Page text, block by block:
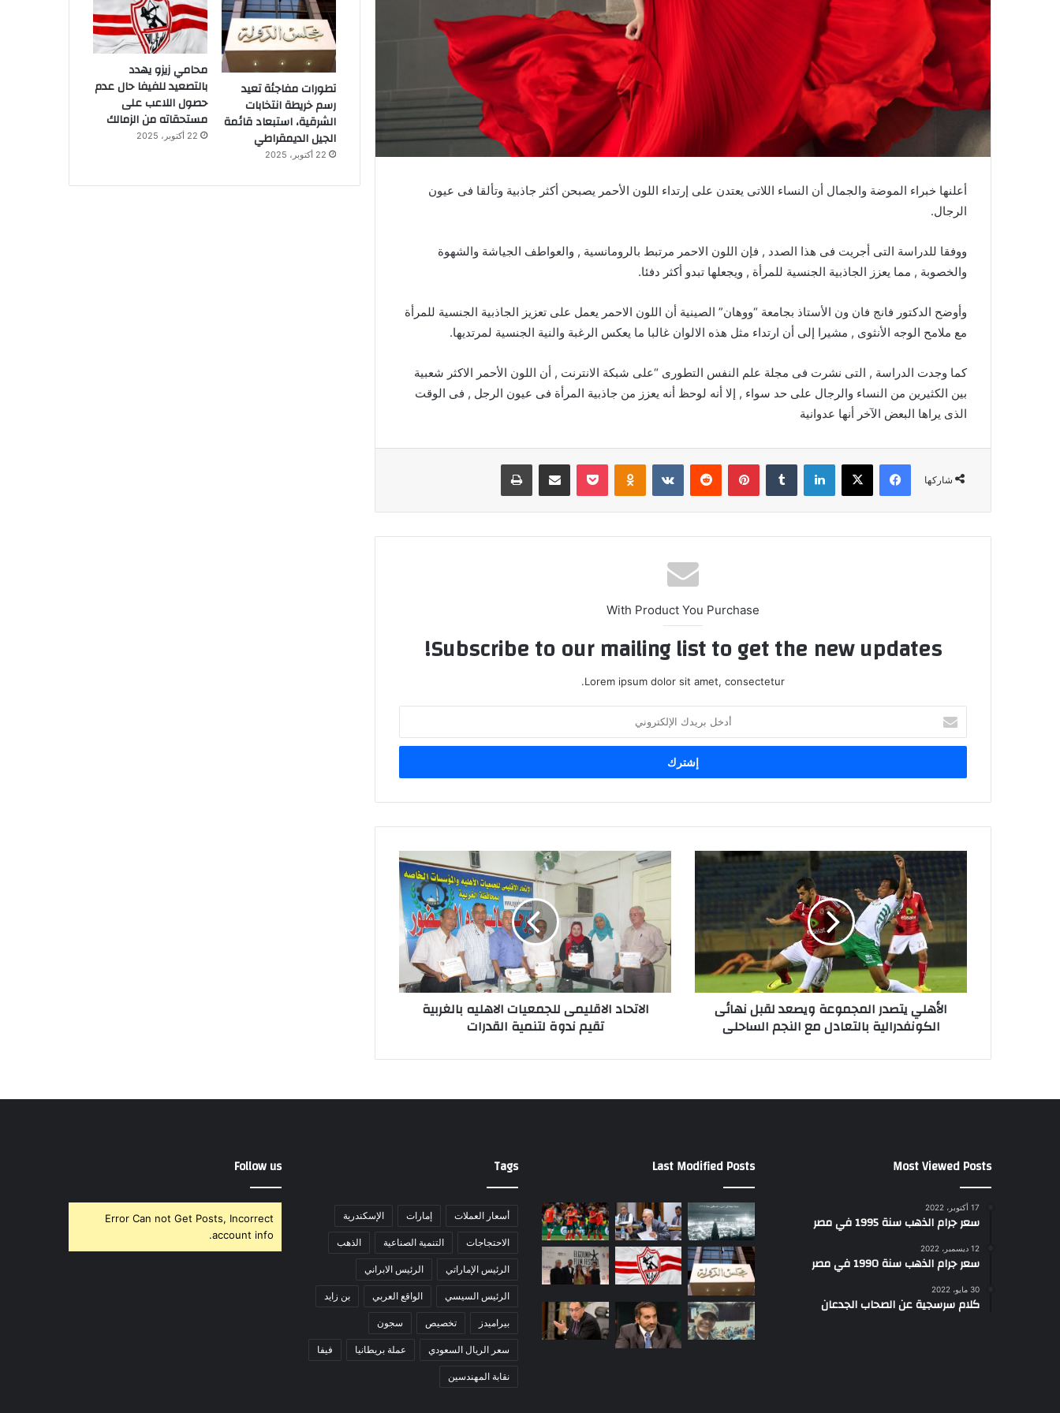
أعلنها خبراء الموضة والجمال أن النساء اللاتى يعتدن على إرتداء اللون الأحمر يصبحن أكثر جاذبية وتألقا فى عيون
الرجال.
ووفقا للدراسة التى أجريت فى هذا الصدد , فإن اللون الاحمر مرتبط بالرومانسية , والعواطف الجياشة والشهوة
والخصوبة , مما يعزز الجاذبية الجنسية للمرأة , ويجعلها تبدو أكثر دفئا.
وأوضح الدكتور فانج فان ون الأستاذ بجامعة “ووهان” الصينية أن اللون الاحمر يعمل على تعزيز الجاذبية الجنسية للمرأة
مع ملامح الوجه الأنثوى , مشيرا إلى أن ارتداء مثل هذه الالوان غالبا ما يعكس الرغبة والنية الجنسية لمرتديها.
كما وجدت الدراسة , التى نشرت فى مجلة علم النفس التطورى “على شبكة الانترنت , أن اللون الأحمر الاكثر شعبية
بين الكثيرين من النساء والرجال على حد سواء , إلا أنه لوحظ أنه يعزز من جاذبية المرأة فى عيون الرجل , فى الوقت
الذى يراها البعض الآخر أنها عدوانية
شاركها
فيسبوك ‫X لينكدإن بينتيريست Odnoklassniki
‫Pocket مشاركة عبر البريد طباعة
With Product You Purchase
Subscribe to our mailing list to get the new updates!
Lorem ipsum dolor sit amet, consectetur.
بريدك
الإلكتروني
الأهلي يتصدر المجموعة ويصعد لقبل نهائى
الكونفدرالية بالتعادل مع النجم الساحلى
الاتحاد الاقليمى للجمعيات الاهليه بالغربية
تقيم ندوة لتنمية القدرات
تطورات مفاجئة تعيد
رسم خريطة انتخابات
الشرقية، استبعاد قائمة
الجيل الديمقراطي
22 أكتوبر، 2025
محامي زيزو يهدد
بالتصعيد للفيفا حال عدم
حصول اللاعب على
مستحقاته من الزمالك
22 أكتوبر، 2025
Most Viewed Posts
17 أكتوبر، 2022
سعر جرام الذهب سنة 1995 في مصر
12 ديسمبر، 2022
سعر جرام الذهب سنة 1990 في مصر
30 مايو، 2022
كلام سرسجية عن الصحاب الجدعان
Last Modified Posts
Tags
أسعار العملات إمارات الإسكندرية
الاحتجاجات التنمية الصناعية الذهب
الرئيس الإماراتي الرئيس الابراني
الرئيس السيسي الواقع العربي بن زايد
بيراميدز تخصيص سجون
سعر الريال السعودي عملة بريطانيا فيفا
نقابة المهندسين
Follow us
Error Can not Get Posts, Incorrect
account info.